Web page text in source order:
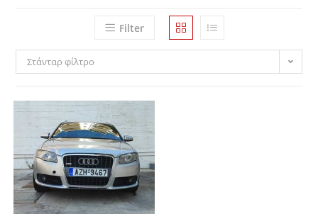
Filter
Στάνταρ φίλτρο